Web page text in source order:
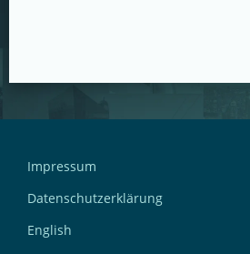
Impressum
Datenschutzerklärung
English